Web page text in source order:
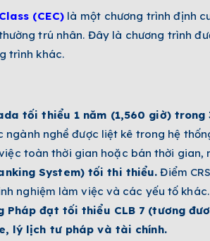
(CEC)là một chương trình định
trú nhân. Đây là chương trình
trình khác.
tối thiểu 1 năm (1,560 giờ) trong
ngành nghề được liệt kê trong hệ
toàn thời gian hoặc bán thời
System) tối thi thiểu. Điểm
nghiệm làm việc và các yếu tố khác.
Pháp đạt tối thiểu CLB 7 (tương
lý lịch tư pháp và tài chính.